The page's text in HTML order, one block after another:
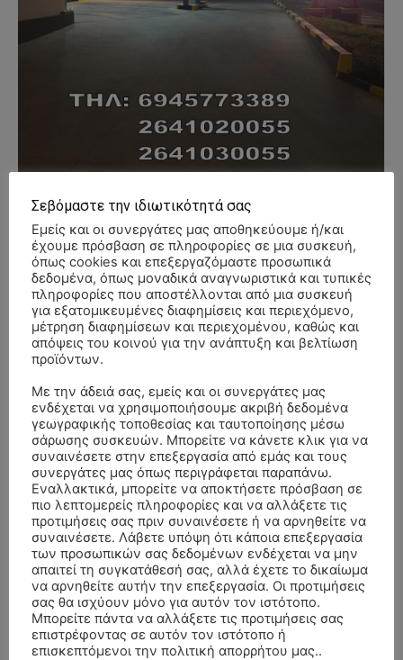
- Advertisment -
ΣΥΛΛΥΠΗΤΗΡΙΑ ΜΗΝΥΜΑΤΑ
Αλέξανδρος ΣέρβοςεπίΚΗΔΕΙΑ – ΣΑΒΒΑΤΟ 25/7/2026 –
ΧΑΡΑΛΑΜΠΟΣ ΚΑΥΚΙΑΣ ΕΤΩΝ 57
Σεβόμαστε την ιδιωτικότητά σας
Εμείς και οι συνεργάτες μας αποθηκεύουμε ή/και
έχουμε πρόσβαση σε πληροφορίες σε μια συσκευή,
όπως cookies και επεξεργαζόμαστε προσωπικά
δεδομένα, όπως μοναδικά αναγνωριστικά και τυπικές
πληροφορίες που αποστέλλονται από μια συσκευή
για εξατομικευμένες διαφημίσεις και περιεχόμενο,
μέτρηση διαφημίσεων και περιεχομένου, καθώς και
απόψεις του κοινού για την ανάπτυξη και βελτίωση
προϊόντων.
Με την άδειά σας, εμείς και οι συνεργάτες μας
ενδέχεται να χρησιμοποιήσουμε ακριβή δεδομένα
γεωγραφικής τοποθεσίας και ταυτοποίησης μέσω
σάρωσης συσκευών. Μπορείτε να κάνετε κλικ για να
συναινέσετε στην επεξεργασία από εμάς και τους
συνεργάτες μας όπως περιγράφεται παραπάνω.
Εναλλακτικά, μπορείτε να αποκτήσετε πρόσβαση σε
πιο λεπτομερείς πληροφορίες και να αλλάξετε τις
προτιμήσεις σας πριν συναινέσετε ή να αρνηθείτε να
συναινέσετε. Λάβετε υπόψη ότι κάποια επεξεργασία
των προσωπικών σας δεδομένων ενδέχεται να μην
απαιτεί τη συγκατάθεσή σας, αλλά έχετε το δικαίωμα
να αρνηθείτε αυτήν την επεξεργασία. Οι προτιμήσεις
σας θα ισχύουν μόνο για αυτόν τον ιστότοπο.
Μπορείτε πάντα να αλλάξετε τις προτιμήσεις σας
επιστρέφοντας σε αυτόν τον ιστότοπο ή
επισκεπτόμενοι την πολιτική απορρήτου μας..